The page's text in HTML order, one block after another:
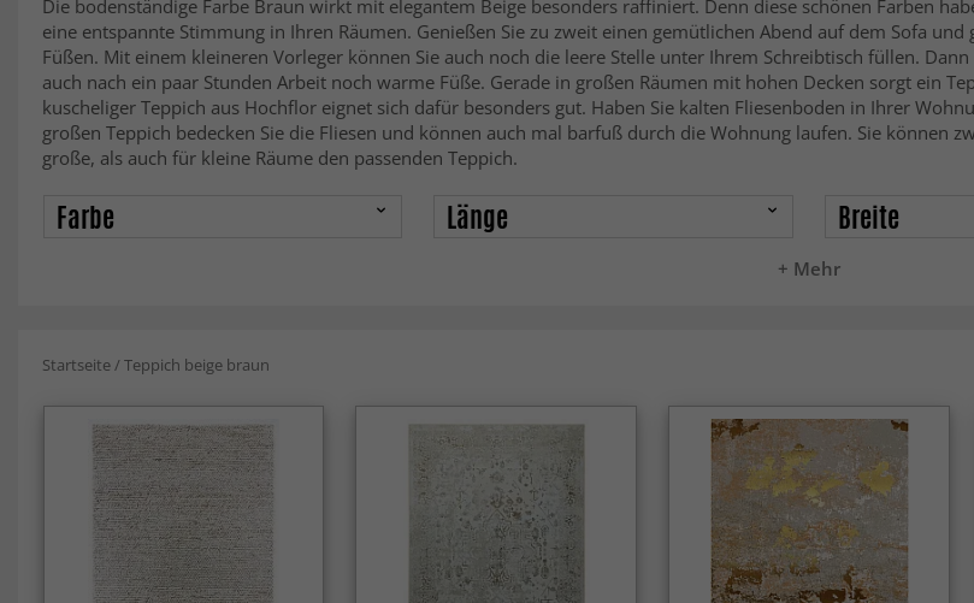
Die bodenständige Farbe Braun wirkt mit elegantem Beige besonders raffiniert. Denn diese schönen Farben
eine entspannte Stimmung in Ihren Räumen. Genießen Sie zu zweit einen gemütlichen Abend auf dem Sofa
Füßen. Mit einem kleineren Vorleger können Sie auch noch die leere Stelle unter Ihrem Schreibtisch füllen.
auch nach ein paar Stunden Arbeit noch warme Füße. Gerade in großen Räumen mit hohen Decken sorgt ein
kuscheliger Teppich aus Hochflor eignet sich dafür besonders gut. Haben Sie kalten Fliesenboden in Ihrer
großen Teppich bedecken Sie die Fliesen und können auch mal barfuß durch die Wohnung laufen. Sie können
große, als auch für kleine Räume den passenden Teppich.
+ Mehr
Farbe Länge Breite
Startseite/Teppich beige braun